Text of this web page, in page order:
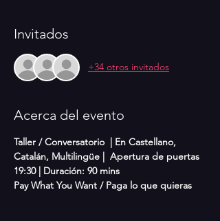
Invitados
+34 otros invitados
Acerca del evento
Taller / Conversatorio  | En Castellano,
Catalán, Multilingüe |  Apertura de puertas
19:30 | Duración: 90 mins
Pay What You Want / Paga lo que quieras